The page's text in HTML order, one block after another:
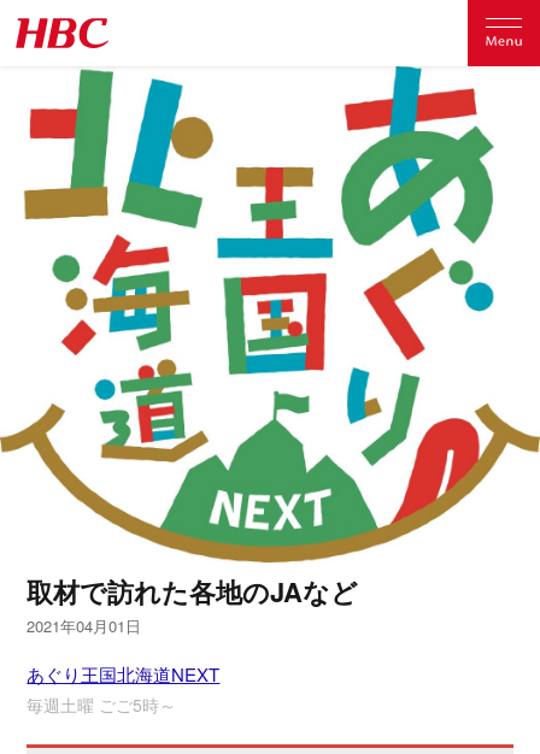
取材で訪れた各地のJAなど
2021年04月01日
あぐり王国北海道NEXT
毎週土曜 ごご5時～